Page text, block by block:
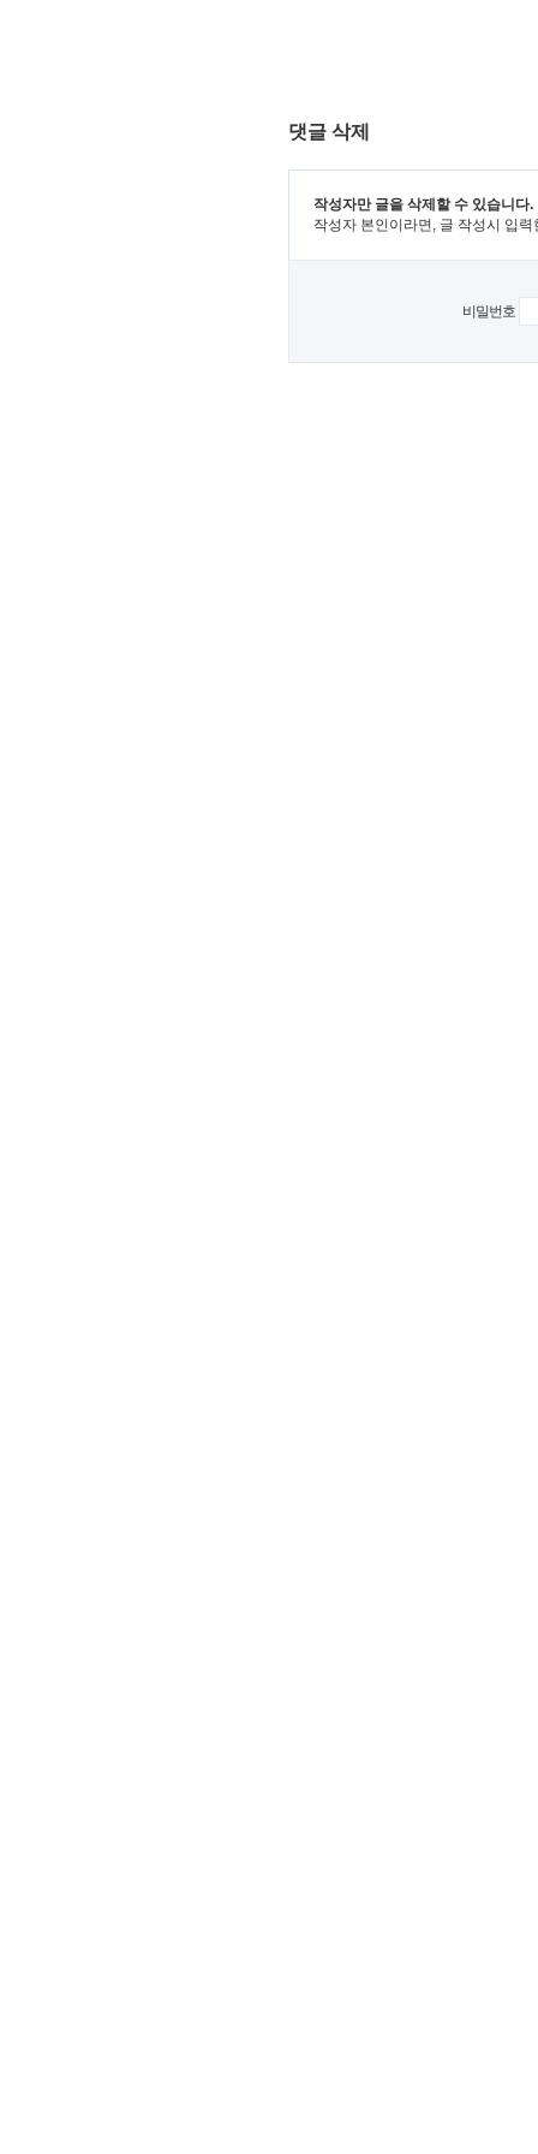
댓글 삭제
작성자만 글을 삭제할 수 있습니다.
작성자 본인이라면, 글 작성시 입
비밀번호